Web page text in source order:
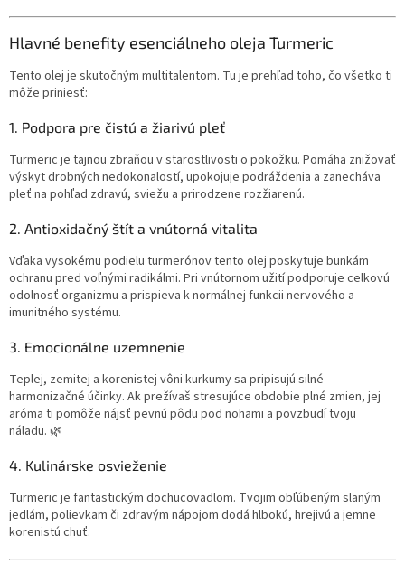
Hlavné benefity esenciálneho oleja Turmeric
Tento olej je skutočným multitalentom. Tu je prehľad toho, čo všetko ti
môže priniesť:
1. Podpora pre čistú a žiarivú pleť
Turmeric je tajnou zbraňou v starostlivosti o pokožku. Pomáha znižovať
výskyt drobných nedokonalostí, upokojuje podráždenia a zanecháva
pleť na pohľad zdravú, sviežu a prirodzene rozžiarenú.
2. Antioxidačný štít a vnútorná vitalita
Vďaka vysokému podielu turmerónov tento olej poskytuje bunkám
ochranu pred voľnými radikálmi. Pri vnútornom užití podporuje celkovú
odolnosť organizmu a prispieva k normálnej funkcii nervového a
imunitného systému.
3. Emocionálne uzemnenie
Teplej, zemitej a korenistej vôni kurkumy sa pripisujú silné
harmonizačné účinky. Ak prežívaš stresujúce obdobie plné zmien, jej
aróma ti pomôže nájsť pevnú pôdu pod nohami a povzbudí tvoju
náladu. 🌿
4. Kulinárske osvieženie
Turmeric je fantastickým dochucovadlom. Tvojim obľúbeným slaným
jedlám, polievkam či zdravým nápojom dodá hlbokú, hrejivú a jemne
korenistú chuť.